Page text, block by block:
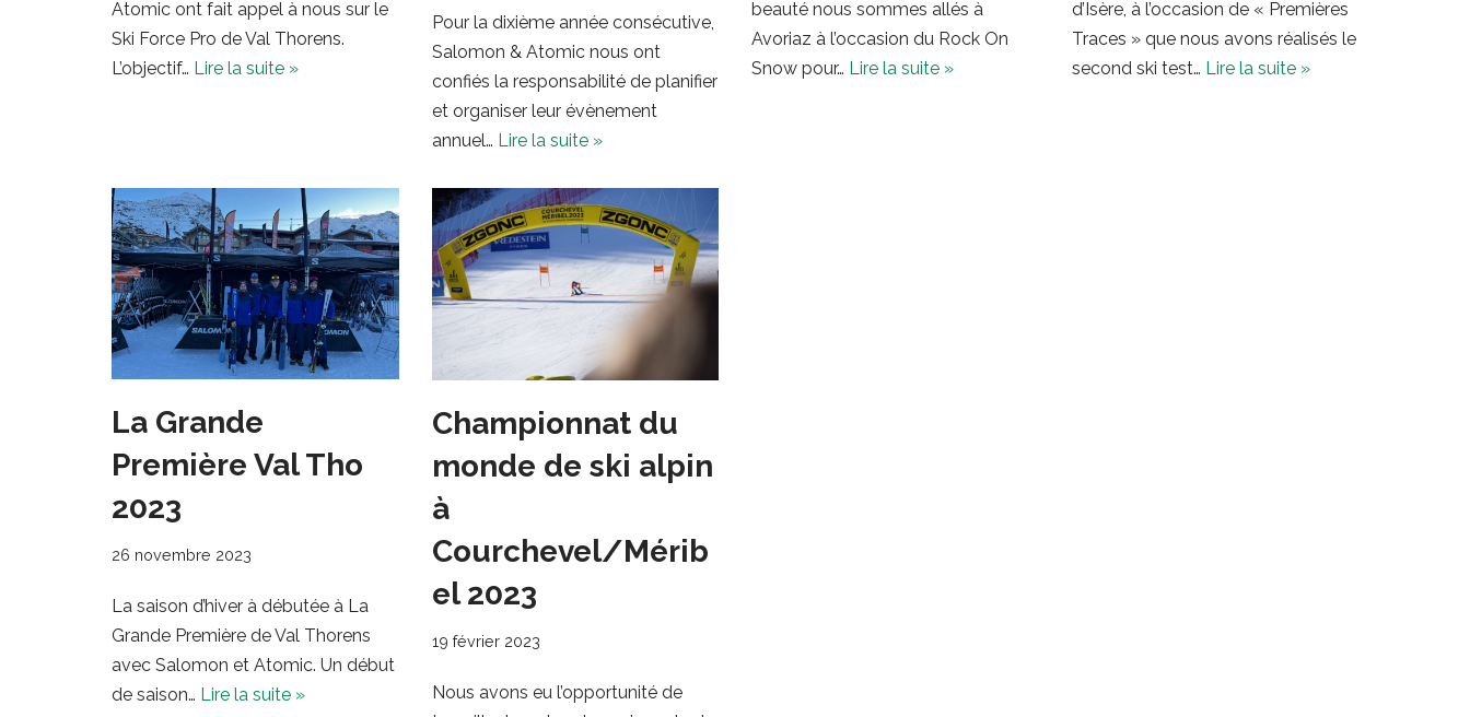
Atomic ont fait appel à nous sur le
Ski Force Pro de Val Thorens.
L’objectif… Lire la suite »
Pour la dixième année consécutive,
Salomon & Atomic nous ont
confiés la responsabilité de planifier
et organiser leur évènement
annuel… Lire la suite »
beauté nous sommes allés à
Avoriaz à l’occasion du Rock On
Snow pour… Lire la suite »
d’Isère, à l’occasion de « Premières
Traces » que nous avons réalisés le
second ski test… Lire la suite »
La Grande
Première Val Tho
2023
26 novembre 2023
La saison d’hiver à débutée à La
Grande Première de Val Thorens
avec Salomon et Atomic. Un début
de saison… Lire la suite »
Championnat du
monde de ski alpin
à
Courchevel/Mérib
el 2023
19 février 2023
Nous avons eu l’opportunité de